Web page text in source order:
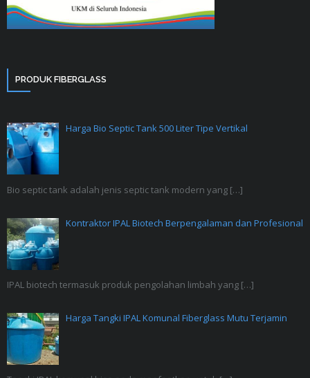
PRODUK FIBERGLASS
Harga Bio Septic Tank 500 Liter Tipe Vertikal
Bio septic tank adalah jenis septic tank modern yang […]
Kontraktor IPAL Biotech Berpengalaman dan Profesional
IPAL biotech termasuk produk pengolahan limbah yang […]
Harga Tangki IPAL Komunal Fiberglass Mutu Terjamin